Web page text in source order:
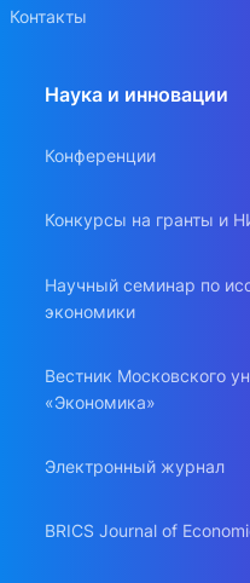
Контакты
Наука и инновации
Конференции
Конкурсы на гранты и
Научный семинар по
экономики
Вестник Московского
«Экономика»
Электронный журнал
BRICS Journal of